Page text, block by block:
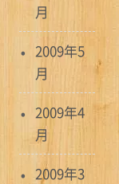
月
2009年5
月
2009年4
月
2009年3